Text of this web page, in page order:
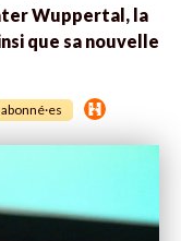
Wuppertal, la
que sa nouvelle
abonné·es